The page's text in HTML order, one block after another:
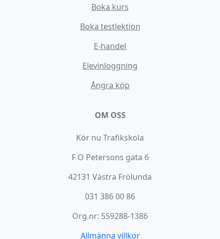
Boka kurs
Boka testlektion
E-handel
Elevinloggning
Ångra köp
OM OSS
Kör nu Trafikskola
F O Petersons gata 6
42131 Västra Frölunda
031 386 00 86
Org.nr: 559288-1386
Allmänna villkor